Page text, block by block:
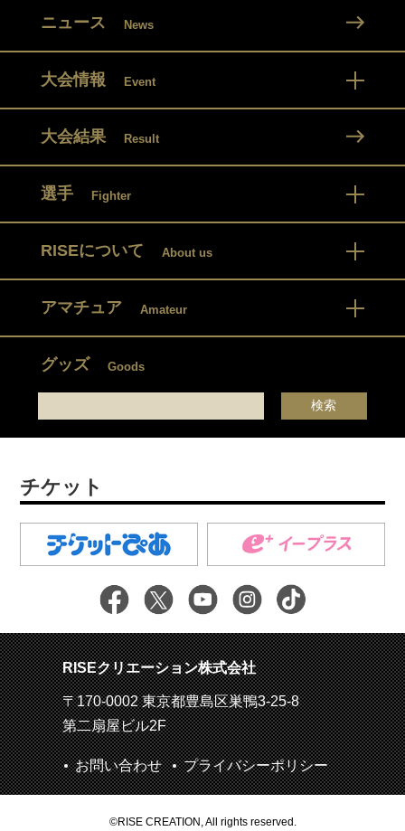
ニュース News
大会情報 Event
大会結果 Result
選手 Fighter
RISEについて About us
アマチュア Amateur
グッズ Goods
チケット
RISEクリエーション株式会社
〒170-0002 東京都豊島区巣鴨3-25-8
第二扇屋ビル2F
お問い合わせ プライバシーポリシー
©RISE CREATION, All rights reserved.